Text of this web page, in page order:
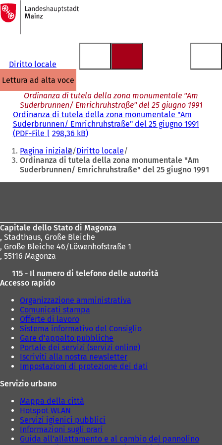
Vai al contenuto
Alla
pagina
iniziale
Diritto locale
lettura ad alta voce
Ordinanza di tutela della zona monumentale "Am
Suderbrunnen/ Emrichruhstraße" del 25 giugno 1991
Ordinanza di tutela della zona monumentale "Am
Suderbrunnen/ Emrichruhstraße" del 25 giugno 1991
PDF-File 298,36 kB
Siete
qui:
Pagina iniziale Diritto locale
Ordinanza di tutela della zona monumentale "Am
Suderbrunnen/ Emrichruhstraße" del 25 giugno 1991
Capitale dello Stato di Magonza
, Stadthaus, Große Bleiche
, Große Bleiche 46/Löwenhofstraße 1
, 55116 Magonza
115 - Il numero di telefono delle autorità
Accesso rapido
Organizzazione amministrativa
Comunicati stampa
Offerte di lavoro
Sistema informativo del Consiglio
Gare d'appalto pubbliche
Portale dei servizi (servizi online)
Iscriviti alla nostra newsletter
Impostazioni di protezione dei dati
Servizio urbano
Mappa della città
Hotspot WLAN
Servizi igienici pubblici
Informazioni sugli orari
Guida all'allattamento e al cambio del pannolino